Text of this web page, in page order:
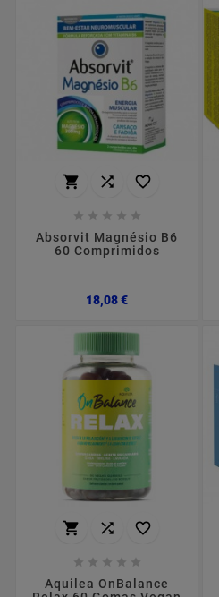
  
    
Absorvit Magnésio B6
60 Comprimidos
18,08 €Preço
  
    
Aquilea OnBalance